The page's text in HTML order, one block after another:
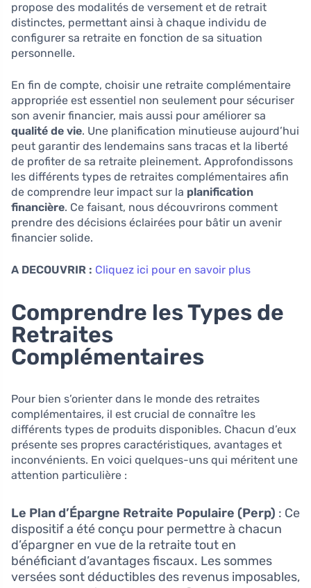
propose des modalités de versement et de retrait
distinctes, permettant ainsi à chaque individu de
configurer sa retraite en fonction de sa situation
personnelle.
En fin de compte, choisir une retraite complémentaire
appropriée est essentiel non seulement pour sécuriser
son avenir financier, mais aussi pour améliorer sa
qualité de vie. Une planification minutieuse aujourd’hui
peut garantir des lendemains sans tracas et la liberté
de profiter de sa retraite pleinement. Approfondissons
les différents types de retraites complémentaires afin
de comprendre leur impact sur la planification
financière. Ce faisant, nous découvrirons comment
prendre des décisions éclairées pour bâtir un avenir
financier solide.
A DECOUVRIR : Cliquez ici pour en savoir plus
Comprendre les Types de
Retraites
Complémentaires
Pour bien s’orienter dans le monde des retraites
complémentaires, il est crucial de connaître les
différents types de produits disponibles. Chacun d’eux
présente ses propres caractéristiques, avantages et
inconvénients. En voici quelques-uns qui méritent une
attention particulière :
Le Plan d’Épargne Retraite Populaire (Perp) : Ce
dispositif a été conçu pour permettre à chacun
d’épargner en vue de la retraite tout en
bénéficiant d’avantages fiscaux. Les sommes
versées sont déductibles des revenus imposables,